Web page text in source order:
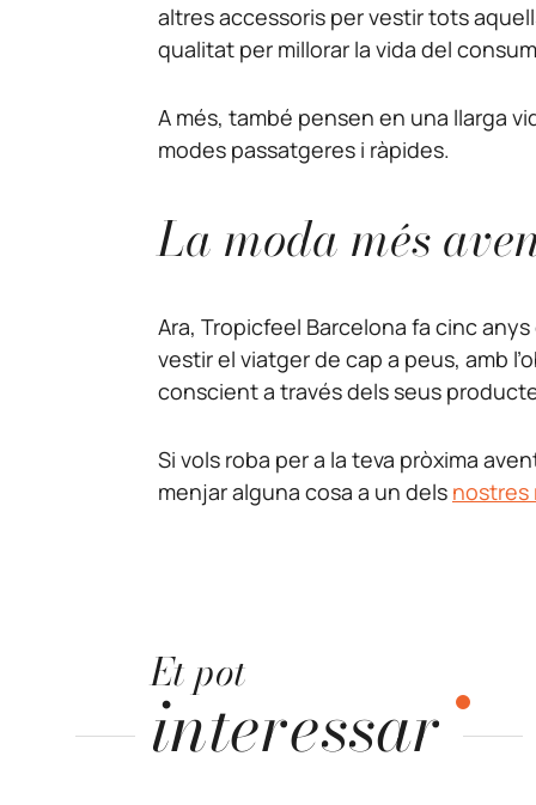
altres accessoris per vestir tots
qualitat per millorar la vida del
A més, també pensen en una llarga
modes passatgeres i ràpides.
La moda més
Ara, Tropicfeel Barcelona fa cinc
vestir el viatger de cap a peus, amb
conscient a través dels seus
Si vols roba per a la teva pròxima
menjar alguna cosa a un dels nostres
Et pot
interessar